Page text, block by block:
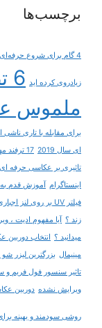
برچسب‌ها
4 گام برای شروع حرفه‌ای عکاسی
زیادروی کرده اید
ملموس
برای مقابله با تاری
ای سال 2019
17 ترفند مهم برای افزایش عمر و بازده لنز و دوربین
تاثیری بر عکاسی حرفه ای
اینستاگرام آموزش قدم
فیلتر UV بر روی لنز اجباری است ؟
زند ؟ آیا مفهوم ادیت ،
میدانید ؟ انتخاب
مینیمال بزرگترین لیزر شو
تاثیر سنسور فول فریم
ویرایش نشده دوربین
روشی سودمند و بهینه